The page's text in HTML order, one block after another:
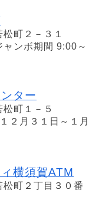
町２－３１
ンボ期間 9:00～
ター
町１－５
２月３１日～１月
横須賀ATM
町２丁目３０番